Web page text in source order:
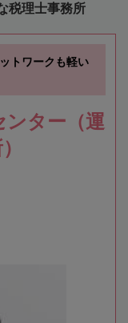
税理士事務所
トワークも軽い
ンター（運